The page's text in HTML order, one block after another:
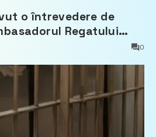
o întrevedere de
Regatului
Duijn
0